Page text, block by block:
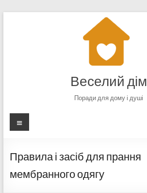
Веселий дім
Поради для дому і душі
Меню
Правила і засіб для прання
мембранного одягу